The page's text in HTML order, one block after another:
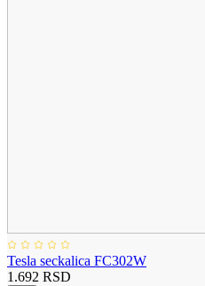
Tesla seckalica FC302W
1.692 RSD